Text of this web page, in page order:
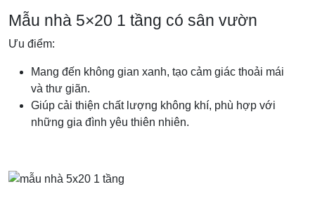
Mẫu nhà 5×20 1 tầng có sân vườn
Ưu điểm:
Mang đến không gian xanh, tạo cảm giác thoải mái
và thư giãn.
Giúp cải thiện chất lượng không khí, phù hợp với
những gia đình yêu thiên nhiên.